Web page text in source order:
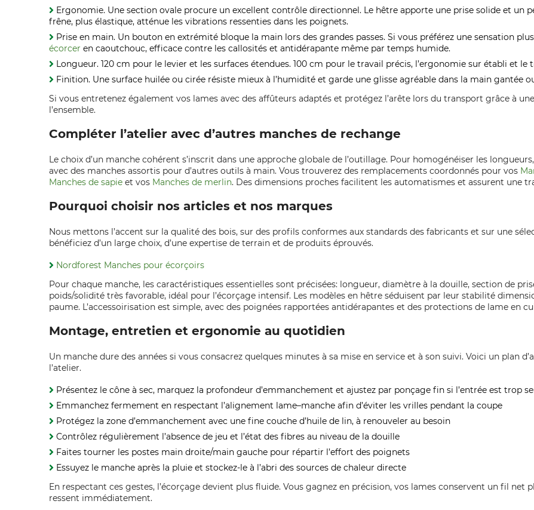
Ergonomie. Une section ovale procure un excellent contrôle directionnel. Le hêtre apporte une prise solide et un
frêne, plus élastique, atténue les vibrations ressenties dans les poignets.
Prise en main. Un bouton en extrémité bloque la main lors des grandes passes. Si vous préférez une sensation
écorcer en caoutchouc, efficace contre les callosités et antidérapante même par temps humide.
Longueur. 120 cm pour le levier et les surfaces étendues. 100 cm pour le travail précis, l’ergonomie sur établi et le
Finition. Une surface huilée ou cirée résiste mieux à l’humidité et garde une glisse agréable dans la main gantée
Si vous entretenez également vos lames avec des affûteurs adaptés et protégez l’arête lors du transport grâce à
l’ensemble.
Compléter l’atelier avec d’autres manches de rechange
Le choix d’un manche cohérent s’inscrit dans une approche globale de l’outillage. Pour homogénéiser les
avec des manches assortis pour d’autres outils à main. Vous trouverez des remplacements coordonnés pour vos
Manches de sapie et vos Manches de merlin. Des dimensions proches facilitent les automatismes et assurent une
Pourquoi choisir nos articles et nos marques
Nous mettons l’accent sur la qualité des bois, sur des profils conformes aux standards des fabricants et sur une
bénéficiez d’un large choix, d’une expertise de terrain et de produits éprouvés.
Nordforest Manches pour écorçoirs
Pour chaque manche, les caractéristiques essentielles sont précisées: longueur, diamètre à la douille, section de
poids/solidité très favorable, idéal pour l’écorçage intensif. Les modèles en hêtre séduisent par leur stabilité
paume. L’accessoirisation est simple, avec des poignées rapportées antidérapantes et des protections de lame en
Montage, entretien et ergonomie au quotidien
Un manche dure des années si vous consacrez quelques minutes à sa mise en service et à son suivi. Voici un plan
l’atelier.
Présentez le cône à sec, marquez la profondeur d’emmanchement et ajustez par ponçage fin si l’entrée est trop
Emmanchez fermement en respectant l’alignement lame–manche afin d’éviter les vrilles pendant la coupe
Protégez la zone d’emmanchement avec une fine couche d’huile de lin, à renouveler au besoin
Contrôlez régulièrement l’absence de jeu et l’état des fibres au niveau de la douille
Faites tourner les postes main droite/main gauche pour répartir l’effort des poignets
Essuyez le manche après la pluie et stockez-le à l’abri des sources de chaleur directe
En respectant ces gestes, l’écorçage devient plus fluide. Vous gagnez en précision, vos lames conservent un fil net
ressent immédiatement.